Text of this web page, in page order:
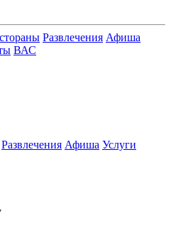
Развлечения Афиша
ВАС
Развлечения Афиша Услуги